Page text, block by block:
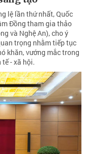
lệ lần thứ nhất, Quốc
Đồng tham gia thảo
và Nghệ An), cho ý
trọng nhằm tiếp tục
khăn, vướng mắc trong
- xã hội.